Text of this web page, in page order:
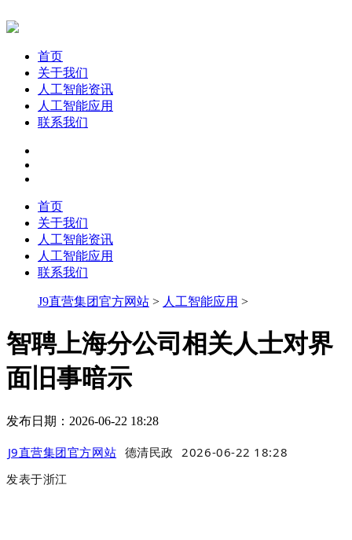
首页
关于我们
人工智能资讯
人工智能应用
联系我们
首页
关于我们
人工智能资讯
人工智能应用
联系我们
J9直营集团官方网站 > 人工智能应用 >
智聘上海分公司相关人士对界
面旧事暗示
发布日期：2026-06-22 18:28
J9直营集团官方网站 德清民政
2026-06-22 18:28
发表于浙江